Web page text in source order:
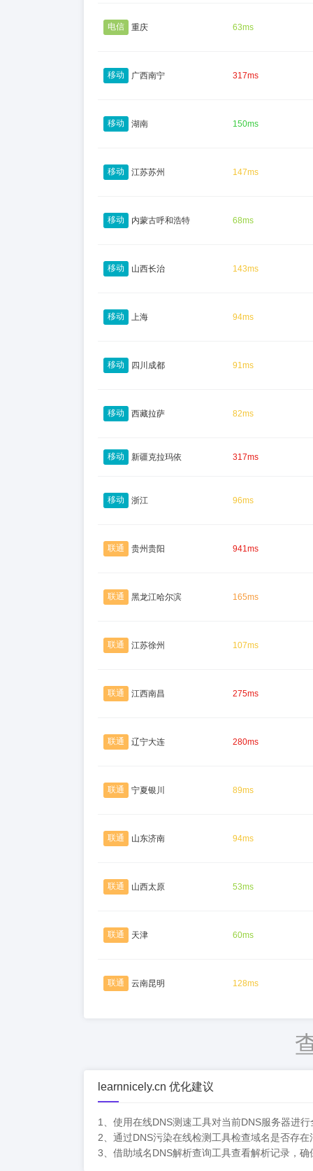
电信 重庆 63ms
移动 广西南宁 317ms
移动 湖南 150ms
移动 江苏苏州 147ms
移动 内蒙古呼和浩特 68ms
移动 山西长治 143ms
移动 上海 94ms
移动 四川成都 91ms
移动 西藏拉萨 82ms
移动 新疆克拉玛依 317ms
移动 浙江 96ms
联通 贵州贵阳 941ms
联通 黑龙江哈尔滨 165ms
联通 江苏徐州 107ms
联通 江西南昌 275ms
联通 辽宁大连 280ms
联通 宁夏银川 89ms
联通 山东济南 94ms
联通 山西太原 53ms
联通 天津 60ms
联通 云南昆明 128ms
learnnicely.cn 优化建议
1、使用在线DNS测速工具对当前DNS服务器进
2、通过DNS污染在线检测工具检查域名是否存
3、借助域名DNS解析查询工具查看解析记录，